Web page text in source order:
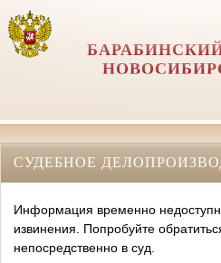
СУДЕБНОЕ
Информация временно
извинения. Попробуйте
непосредственно в суд.